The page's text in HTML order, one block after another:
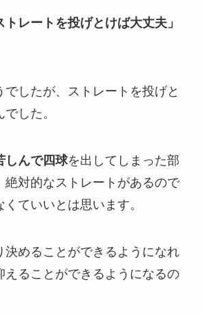
トレートを投げとけば大丈夫」
したが、ストレートを投げと
した。
しんで四球を出してしまった部
絶対的なストレートがあるので
ていいとは思います。
決めることができるようになれ
えることができるようになるの